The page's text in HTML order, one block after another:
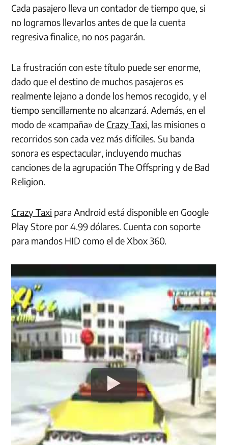
Cada pasajero lleva un contador de tiempo que, si
no logramos llevarlos antes de que la cuenta
regresiva finalice, no nos pagarán.
La frustración con este título puede ser enorme,
dado que el destino de muchos pasajeros es
realmente lejano a donde los hemos recogido, y el
tiempo sencillamente no alcanzará. Además, en el
modo de «campaña» de Crazy Taxi, las misiones o
recorridos son cada vez más difíciles. Su banda
sonora es espectacular, incluyendo muchas
canciones de la agrupación The Offspring y de Bad
Religion.
Crazy Taxi para Android está disponible en Google
Play Store por 4.99 dólares. Cuenta con soporte
para mandos HID como el de Xbox 360.